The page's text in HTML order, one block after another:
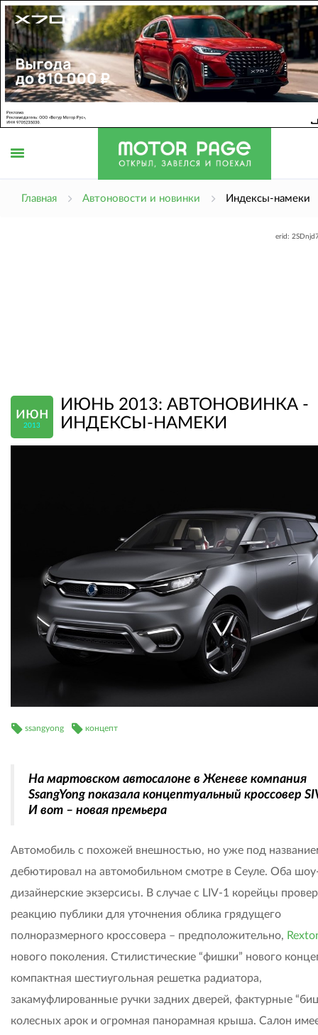
Главная Автоновости и новинки Индексы-намеки
erid:
июн
2013
ИЮНЬ 2013: АВТОНОВИНКА -
ИНДЕКСЫ-НАМЕКИ
ssangyong концепт
На мартовском автосалоне в Женеве компания
SsangYong показала концептуальный кроссовер
И вот – новая премьера
Автомобиль с похожей внешностью, но уже под
дебютировал на автомобильном смотре в Сеуле. Оба
дизайнерские экзерсисы. В случае с LIV-1 корейцы
реакцию публики для уточнения облика грядущего
полноразмерного кроссовера – предположительно,
нового поколения. Стилистические “фишки” нового
компактная шестиугольная решетка радиатора,
закамуфлированные ручки задних дверей, фактурные
колесных арок и огромная панорамная крыша. Салон